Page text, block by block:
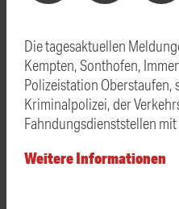
Die tagesaktuellen
Kempten, Sonthofen,
Polizeistation Oberstaufen,
Kriminalpolizei, der
Fahndungsdienststellen
Weitere Informationen